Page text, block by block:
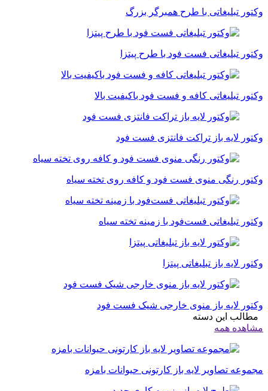
وکتور تبلیغاتی با طرح همبرگر بزرگ
وکتور تبلیغاتی فست فود با طرح پیتزا
وکتور تبلیغاتی کافه و فست فود باکیفیت بالا
وکتور لایه باز تراکت فانتزی فست فود
وکتور رنگی منوی فست فود و کافه روی تخته سیاه
وکتور تبلیغاتی فست‌فود با زمینه تخته سیاه
وکتور لایه باز تبلیغاتی پیتزا
وکتور لایه باز منوی خارجی شیک فست فود
مطالب این دسته
مشاهده همه
مجموعه تصاویر لایه باز کارتونی حیوانات بامزه